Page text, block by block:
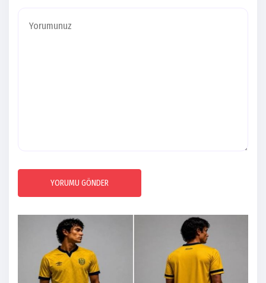
YORUMU GÖNDER